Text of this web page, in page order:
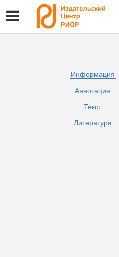
Информация
Аннотация
Текст
Литература